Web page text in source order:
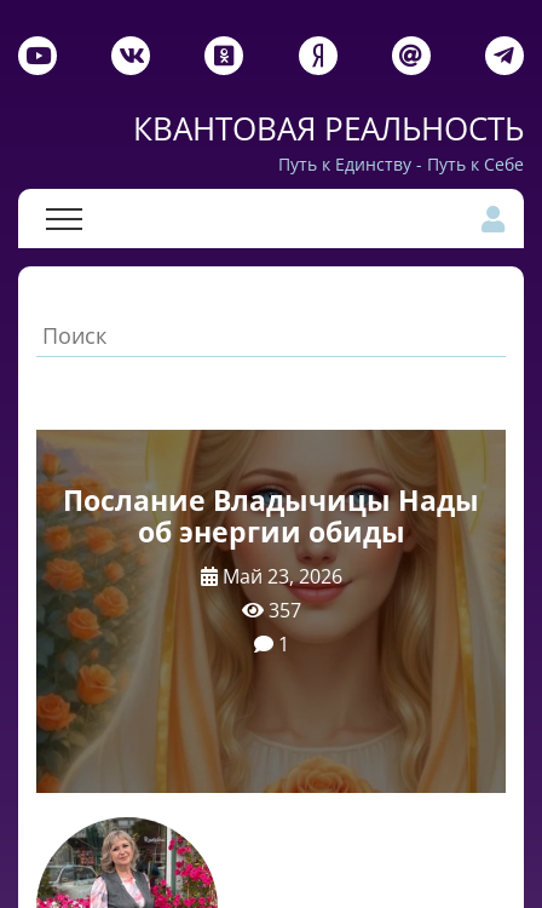
КВАНТОВАЯ РЕАЛЬНОСТЬ
Путь к Единству - Путь к Себе
Послание Владычицы Нады
об энергии обиды
Май 23, 2026
357
1